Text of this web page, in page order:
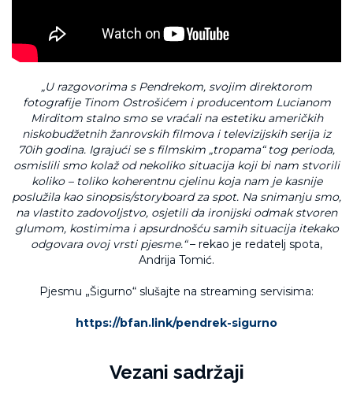
„U razgovorima s Pendrekom, svojim direktorom
fotografije Tinom Ostrošićem i producentom Lucianom
Mirditom stalno smo se vraćali na estetiku američkih
niskobudžetnih žanrovskih filmova i televizijskih serija iz
70ih godina. Igrajući se s filmskim „tropama“ tog perioda,
osmislili smo kolaž od nekoliko situacija koji bi nam stvorili
koliko – toliko koherentnu cjelinu koja nam je kasnije
poslužila kao sinopsis/storyboard za spot. Na snimanju smo,
na vlastito zadovoljstvo, osjetili da ironijski odmak stvoren
glumom, kostimima i apsurdnošću samih situacija itekako
odgovara ovoj vrsti pjesme.“– rekao je redatelj spota,
Andrija Tomić.
Pjesmu „Šigurno“ slušajte na streaming servisima:
https://bfan.link/pendrek-sigurno
Vezani sadržaji